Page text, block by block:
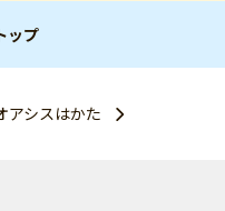
ップ
シスはかた